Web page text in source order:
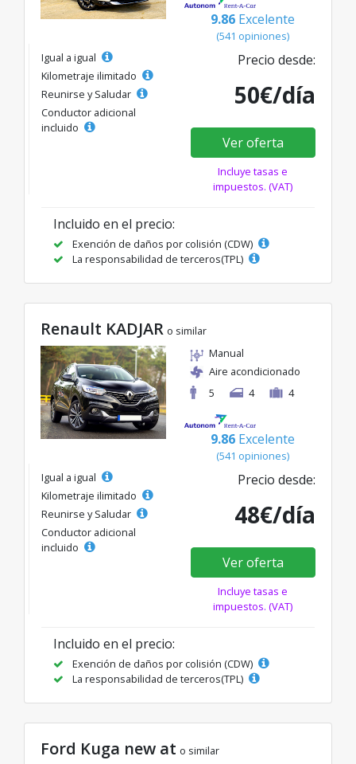
9.86 Excelente
(541 opiniones)
Igual a igual
Kilometraje ilimitado
Reunirse y Saludar
Conductor adicional
incluido
Precio desde:
50€/día
Ver oferta
Incluye tasas e
impuestos. (VAT)
Incluido en el precio:
Exención de daños por colisión (CDW)
La responsabilidad de terceros(TPL)
Renault KADJAR o similar
Manual
Aire acondicionado
5
4 4
9.86 Excelente
(541 opiniones)
Igual a igual
Kilometraje ilimitado
Reunirse y Saludar
Conductor adicional
incluido
Precio desde:
48€/día
Ver oferta
Incluye tasas e
impuestos. (VAT)
Incluido en el precio:
Exención de daños por colisión (CDW)
La responsabilidad de terceros(TPL)
Ford Kuga new at o similar